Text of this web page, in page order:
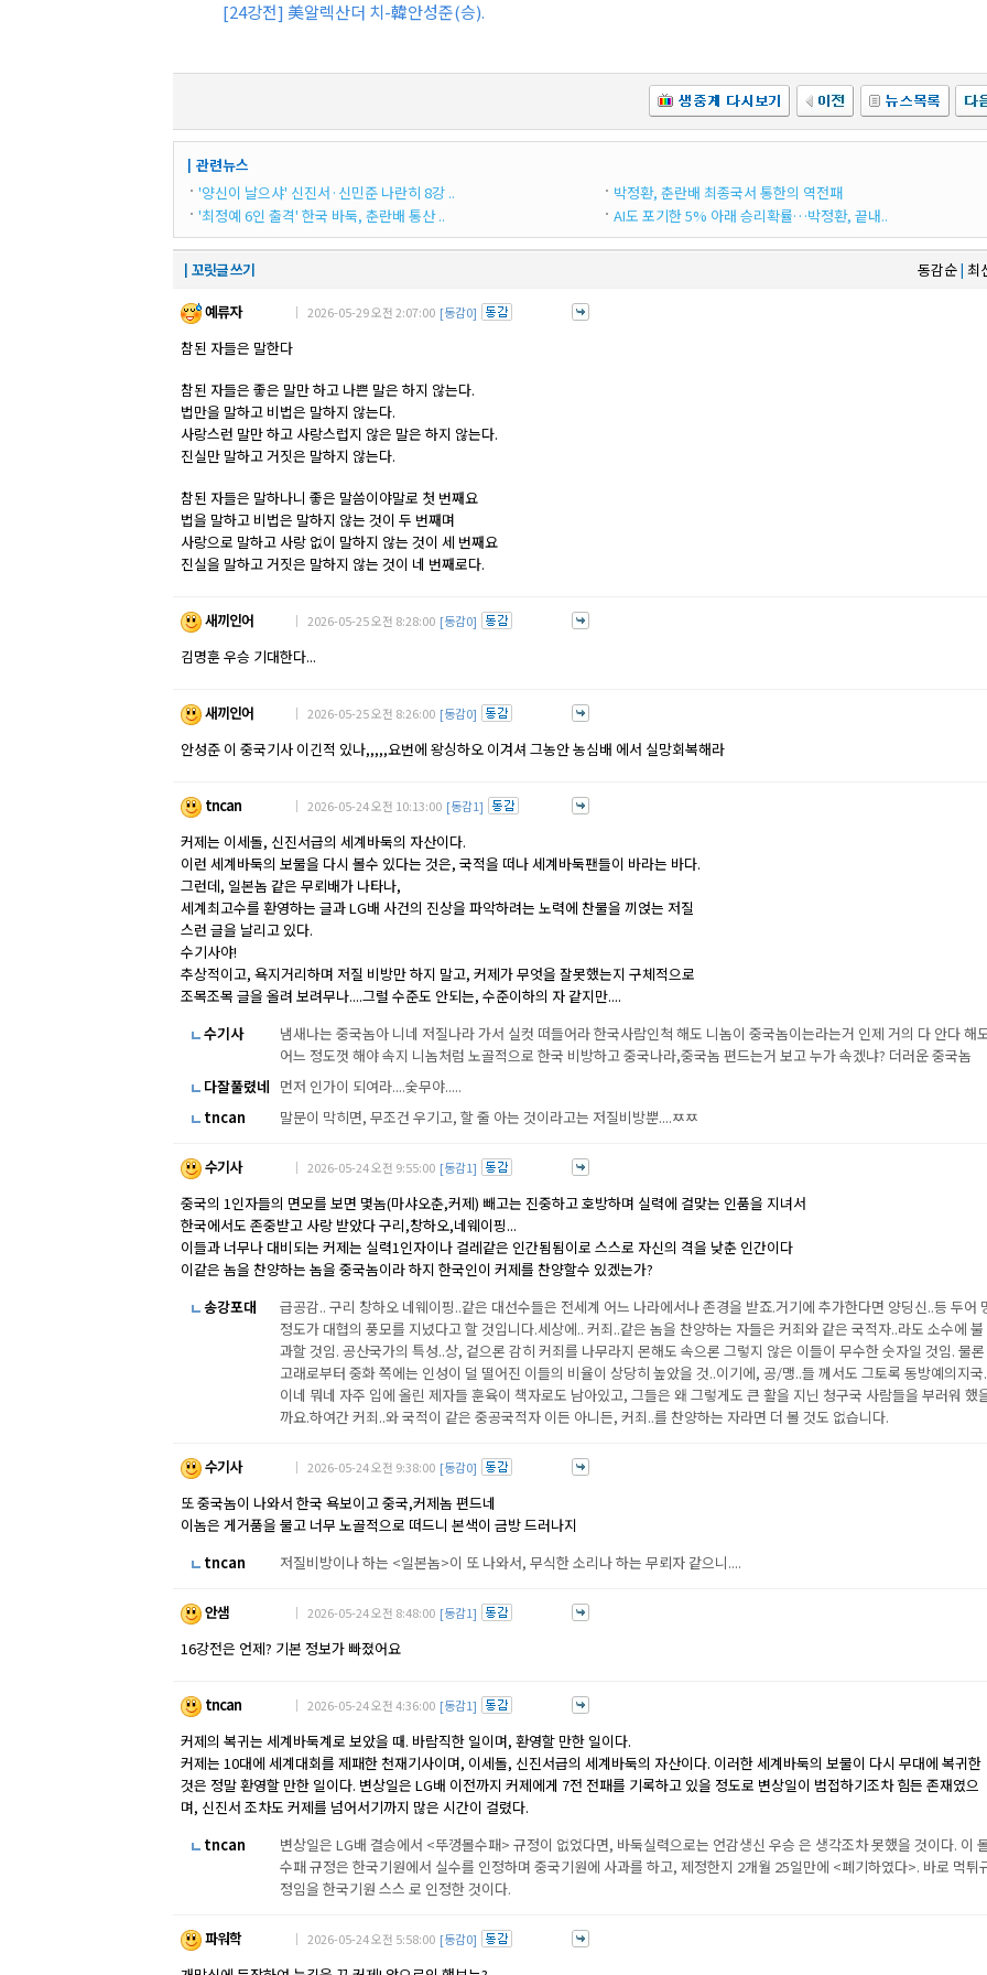
[24강전] 美알렉산더 치-韓안성준(승).
┃관련뉴스
'양신이 날으샤' 신진서·신민준 나란히 8강 ..
'최정예 6인 출격' 한국 바둑, 춘란배 통산 ..
박정환, 춘란배 최종국서 통한의 역전패
AI도 포기한 5% 아래 승리확률…박정환, 끝내..
┃꼬릿글 쓰기 동감순| 최
예류자
｜ 2026-05-29 오전 2:07:00 [동감0]
참된 자들은 말한다
참된 자들은 좋은 말만 하고 나쁜 말은 하지 않는다.
법만을 말하고 비법은 말하지 않는다.
사랑스런 말만 하고 사랑스럽지 않은 말은 하지 않는다.
진실만 말하고 거짓은 말하지 않는다.
참된 자들은 말하나니 좋은 말씀이야말로 첫 번째요
법을 말하고 비법은 말하지 않는 것이 두 번째며
사랑으로 말하고 사랑 없이 말하지 않는 것이 세 번째요
진실을 말하고 거짓은 말하지 않는 것이 네 번째로다.
새끼인어 ｜ 2026-05-25 오전 8:28:00 [동감0]
김명훈 우승 기대한다...
새끼인어 ｜ 2026-05-25 오전 8:26:00 [동감0]
안성준 이 중국기사 이긴적 있나,,,,,요번에 왕싱하오 이겨셔 그농안 농심배 에서 실망회복해라
tncan ｜ 2026-05-24 오전 10:13:00 [동감1]
커제는 이세돌, 신진서급의 세계바둑의 자산이다.
이런 세계바둑의 보물을 다시 볼수 있다는 것은, 국적을 떠나 세계바둑팬들이 바라는 바다.
그런데, 일본놈 같은 무뢰배가 나타나,
세계최고수를 환영하는 글과 LG배 사건의 진상을 파악하려는 노력에 찬물을 끼얹는 저질
스런 글을 날리고 있다.
수기사야!
추상적이고, 욕지거리하며 저질 비방만 하지 말고, 커제가 무엇을 잘못했는지 구체적으로
조목조목 글을 올려 보려무나....그럴 수준도 안되는, 수준이하의 자 같지만....
수기사
냄새나는 중국놈아 니네 저질나라 가서 실컷 떠들어라 한국사람인척 해도 니놈이 중국놈이는라는거 인제 거의 다 안다 해
어느 정도껏 해야 속지 니놈처럼 노골적으로 한국 비방하고 중국나라,중국놈 편드는거 보고 누가 속겠냐? 더러운 중국놈
다잘풀렸네 먼저 인가이 되여라....숯무야.....
tncan
말문이 막히면, 무조건 우기고, 할 줄 아는 것이라고는 저질비방뿐....ㅉㅉ
수기사 ｜ 2026-05-24 오전 9:55:00 [동감1]
중국의 1인자들의 면모를 보면 몇놈(마샤오춘,커제) 빼고는 진중하고 호방하며 실력에 걸맞는 인품을 지녀서
한국에서도 존중받고 사랑 받았다 구리,창하오,네웨이핑...
이들과 너무나 대비되는 커제는 실력1인자이나 걸레같은 인간됨됨이로 스스로 자신의 격을 낮춘 인간이다
이같은 놈을 찬양하는 놈을 중국놈이라 하지 한국인이 커제를 찬양할수 있겠는가?
송강포대
급공감.. 구리 창하오 네웨이핑..같은 대선수들은 전세계 어느 나라에서나 존경을 받죠.거기에 추가한다면 양딩신..등 두어
정도가 대협의 풍모를 지녔다고 할 것입니다.세상에.. 커죄..같은 놈을 찬양하는 자들은 커죄와 같은 국적자..라도 소수에 불
과할 것임. 공산국가의 특성..상, 겉으론 감히 커죄를 나무라지 몬해도 속으론 그렇지 않은 이들이 무수한 숫자일 것임. 물론
고래로부터 중화 쪽에는 인성이 덜 떨어진 이들의 비율이 상당히 높았을 것..이기에, 공/맹..들 께서도 그토록 동방예의지국
이네 뭐네 자주 입에 올린 제자들 훈육이 책자로도 남아있고, 그들은 왜 그렇게도 큰 활을 지닌 청구국 사람들을 부러워 했
까요.하여간 커죄..와 국적이 같은 중공국적자 이든 아니든, 커죄..를 찬양하는 자라면 더 볼 것도 없습니다.
수기사 ｜ 2026-05-24 오전 9:38:00 [동감0]
또 중국놈이 나와서 한국 욕보이고 중국,커제놈 편드네
이놈은 게거품을 물고 너무 노골적으로 떠드니 본색이 금방 드러나지
tncan
저질비방이나 하는 <일본놈>이 또 나와서, 무식한 소리나 하는 무뢰자 같으니....
안샘 ｜ 2026-05-24 오전 8:48:00 [동감1]
16강전은 언제? 기본 정보가 빠졌어요
tncan ｜ 2026-05-24 오전 4:36:00 [동감1]
커제의 복귀는 세계바둑계로 보았을 때. 바람직한 일이며, 환영할 만한 일이다.
커제는 10대에 세계대회를 제패한 천재기사이며, 이세돌, 신진서급의 세계바둑의 자산이다. 이러한 세계바둑의 보물이 다시 무대에 복귀한
것은 정말 환영할 만한 일이다. 변상일은 LG배 이전까지 커제에게 7전 전패를 기록하고 있을 정도로 변상일이 범접하기조차 힘든 존재였으
며, 신진서 조차도 커제를 넘어서기까지 많은 시간이 걸렸다.
tncan
변상일은 LG배 결승에서 <뚜껑몰수패> 규정이 없었다면, 바둑실력으로는 언감생신 우승 은 생각조차 못했을 것이다. 이
수패 규정은 한국기원에서 실수를 인정하며 중국기원에 사과를 하고, 제정한지 2개월 25일만에 <폐기하였다>. 바로 먹튀
정임을 한국기원 스스 로 인정한 것이다.
파워학 ｜ 2026-05-24 오전 5:58:00 [동감0]